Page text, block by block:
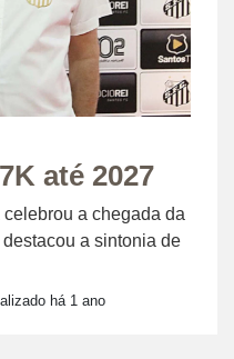
até 2027
a chegada da
a sintonia de
há 1 ano